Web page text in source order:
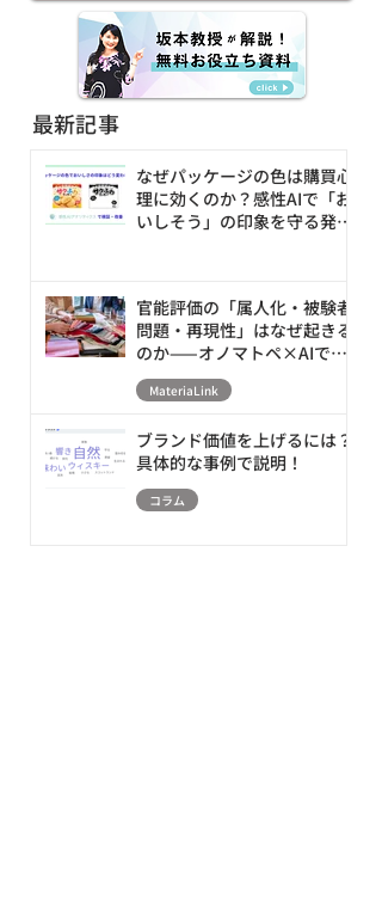
最新記事
なぜパッケージの色は購買心
理に効くのか？感性AIで「お
いしそう」の印象を守る発売
官能評価の「属人化・被験者
問題・再現性」はなぜ起きる
のか——オノマトペ×AIで素
材の触感を数値化・シミュレ
ーションする新アプローチ
MateriaLink
ブランド価値を上げるには？
具体的な事例で説明！
コラム